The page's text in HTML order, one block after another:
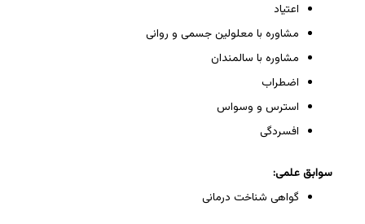
اعتیاد
مشاوره با معلولین جسمی و روانی
مشاوره با سالمندان
اضطراب
استرس و وسواس
افسردگی
سوابق علمی:
گواهی شناخت درمانی